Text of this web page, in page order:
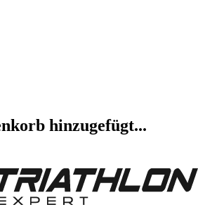
hinzugefügt...